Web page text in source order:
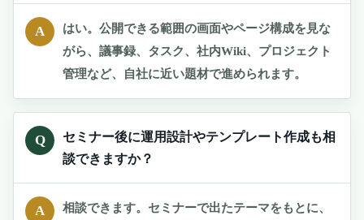
A
はい。公開できる範囲の画面やページ構成を見な
がら、議事録、タスク、社内Wiki、プロジェクト
管理など、自社に近い題材で進められます。
Q
セミナー後に運用設計やテンプレート作成も相
談できますか？
A
相談できます。セミナーで出たテーマをもとに、